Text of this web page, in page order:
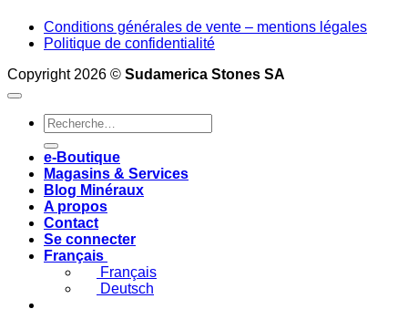
Conditions générales de vente – mentions légales
Politique de confidentialité
Copyright 2026 © Sudamerica Stones SA
Recherche
pour :
e-Boutique
Magasins & Services
Blog Minéraux
A propos
Contact
Se connecter
Français
Français
Deutsch